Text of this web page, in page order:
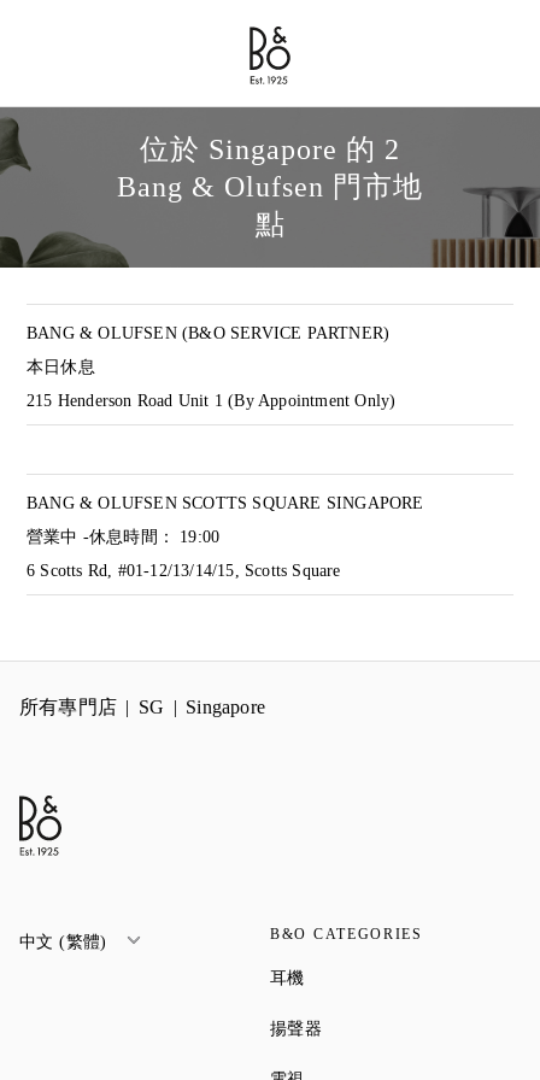
Bang & Olufsen - Exist to Create
Link Opens in New Tab
位於 Singapore 的 2
Bang & Olufsen 門市地
點
BANG & OLUFSEN (B&O SERVICE PARTNER)
本日休息
215 Henderson Road Unit 1 (By Appointment Only)
BANG & OLUFSEN SCOTTS SQUARE SINGAPORE
營業中 -休息時間： 19:00
6 Scotts Rd, #01-12/13/14/15, Scotts Square
所有專門店 SG Singapore
中文 (繁體) B&O CATEGORIES
耳機Link Opens in New Tab
揚聲器